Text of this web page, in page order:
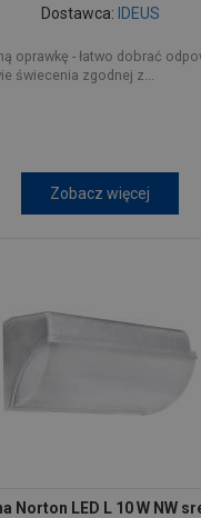
Dostawca: IDEUS
oprawkę - łatwo dobrać
świecenia zgodnej z...
Zobacz więcej
Norton LED L 10 W NW